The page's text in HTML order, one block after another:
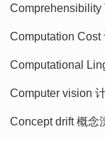
Comprehensibility
Computation Cost
Computational
Computer vision
Concept drift 概念